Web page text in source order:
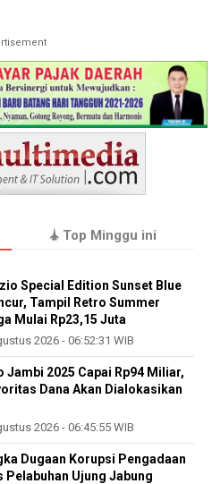
Top Minggu ini
Special Edition Sunset Blue
Tampil Retro Summer
Mulai Rp23,15 Juta
2026 - 06:52:31 WIB
Jambi 2025 Capai Rp94 Miliar,
Dana Akan Dialokasikan
2026 - 06:45:55 WIB
Dugaan Korupsi Pengadaan
Pelabuhan Ujung Jabung